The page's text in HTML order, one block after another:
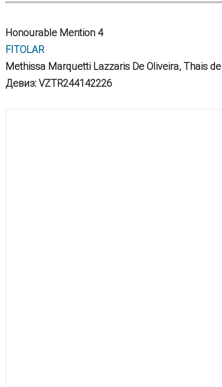
Honourable Mention 4
FITOLAR
Methissa Marquetti Lazzaris De Oliveira, Thais
Девиз: VZTR244142226